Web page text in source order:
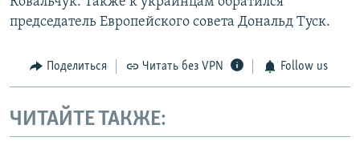
председатель Европейского совета Дональд Туск.
Поделиться Читать без VPN Follow us
ЧИТАЙТЕ ТАКЖЕ: